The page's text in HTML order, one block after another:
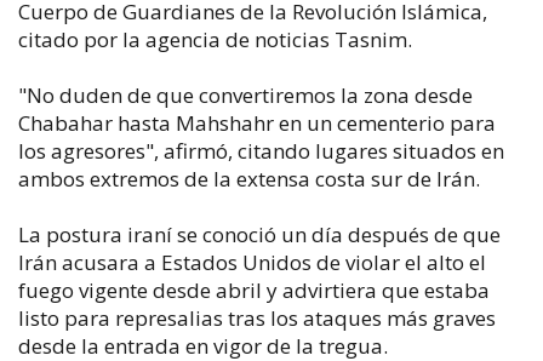
Cuerpo de Guardianes de la Revolución Islámica,
citado por la agencia de noticias Tasnim.
"No duden de que convertiremos la zona desde
Chabahar hasta Mahshahr en un cementerio para
los agresores", afirmó, citando lugares situados en
ambos extremos de la extensa costa sur de Irán.
La postura iraní se conoció un día después de que
Irán acusara a Estados Unidos de violar el alto el
fuego vigente desde abril y advirtiera que estaba
listo para represalias tras los ataques más graves
desde la entrada en vigor de la tregua.